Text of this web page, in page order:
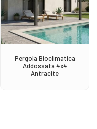
Pergola Bioclimatica
Addossata 4x4
Antracite